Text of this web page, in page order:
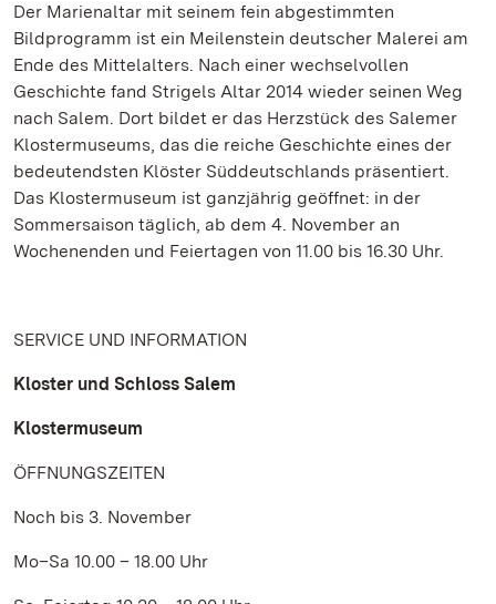
Der Marienaltar mit seinem fein abgestimmten
Bildprogramm ist ein Meilenstein deutscher Malerei am
Ende des Mittelalters. Nach einer wechselvollen
Geschichte fand Strigels Altar 2014 wieder seinen Weg
nach Salem. Dort bildet er das Herzstück des Salemer
Klostermuseums, das die reiche Geschichte eines der
bedeutendsten Klöster Süddeutschlands präsentiert.
Das Klostermuseum ist ganzjährig geöffnet: in der
Sommersaison täglich, ab dem 4. November an
Wochenenden und Feiertagen von 11.00 bis 16.30 Uhr.
SERVICE UND INFORMATION
Kloster und Schloss Salem
Klostermuseum
ÖFFNUNGSZEITEN
Noch bis 3. November
Mo–Sa 10.00 – 18.00 Uhr